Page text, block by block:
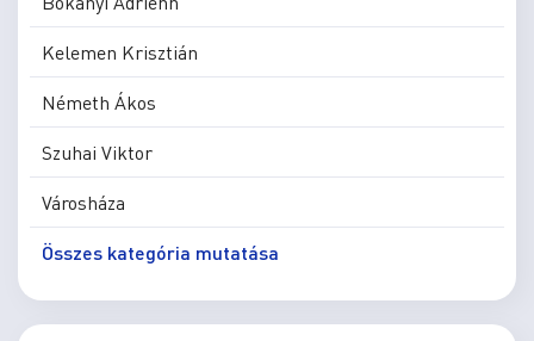
Kelemen Krisztián
Németh Ákos
Szuhai Viktor
Városháza
Összes kategória mutatása